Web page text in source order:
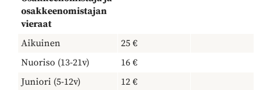
osakkeenomistajan
vieraat
Aikuinen
25 €
Nuoriso (13-21v)
16 €
Juniori (5-12v)
12 €